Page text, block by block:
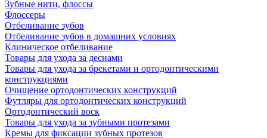
Зубные нити, флоссы
Флоссеры
Отбеливание зубов
Отбеливание зубов в домашних условиях
Клиническое отбеливание
Товары для ухода за деснами
Товары для ухода за брекетами и ортодонтическими
конструкциями
Очищение ортодонтических конструкций
Футляры для ортодонтических конструкций
Ортодонтический воск
Товары для ухода за зубными протезами
Кремы для фиксации зубных протезов